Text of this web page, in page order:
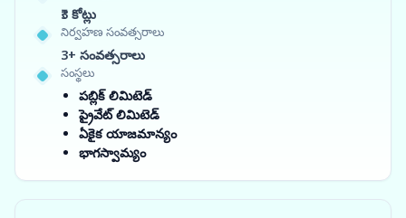
₹3 కోట్లు
నిర్వహణ సంవత్సరాలు
3+ సంవత్సరాలు
సంస్థలు
పబ్లిక్ లిమిటెడ్
ప్రైవేట్ లిమిటెడ్
ఏకైక యాజమాన్యం
భాగస్వామ్యం